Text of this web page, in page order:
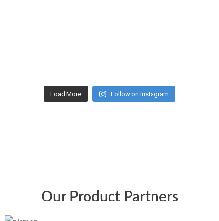
Load More Follow on Instagram
Our Product Partners